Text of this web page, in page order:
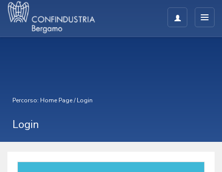
Percorso: Home Page/Login
Login